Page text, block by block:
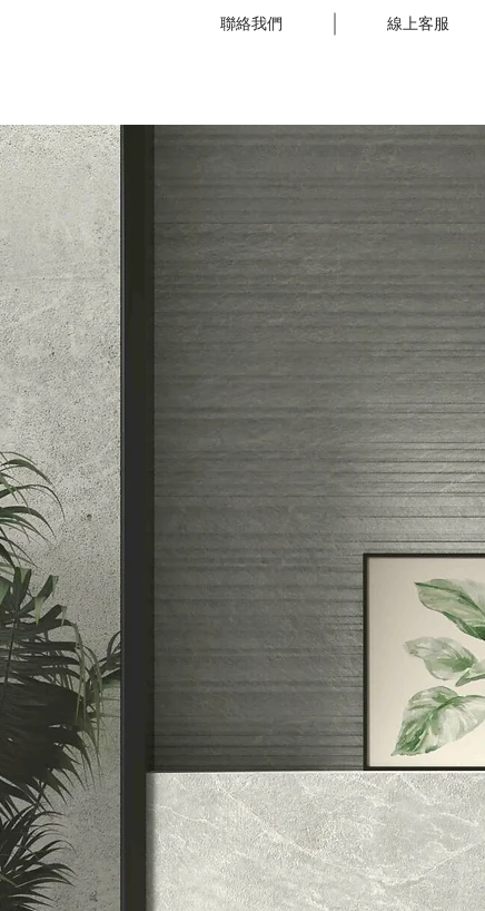
聯絡我們 線上客服